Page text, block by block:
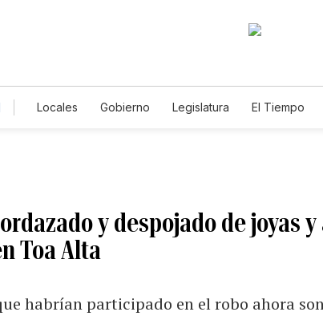
Locales Gobierno Legislatura El Tiempo
y despojado de joyas
Toa Alta
habrían participado en el robo ahora